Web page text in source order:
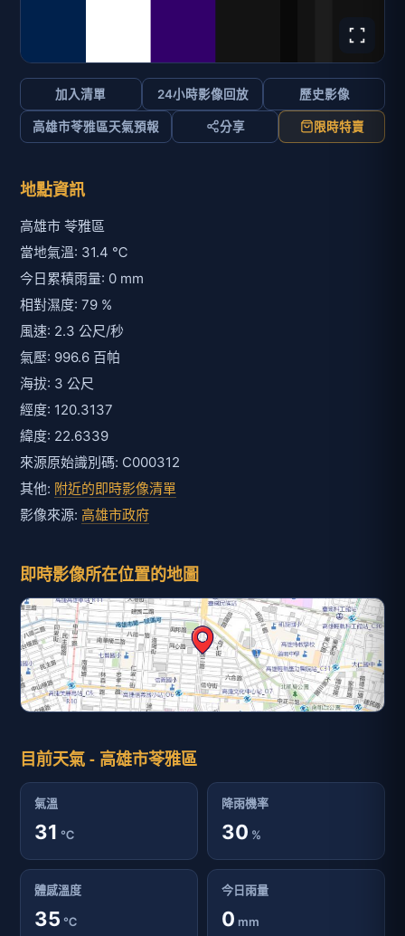
加入清單 24小時影像回放 歷史影像
高雄市苓雅區天氣預報 分享 限時特賣
地點資訊
高雄市 苓雅區
當地氣溫: 31.4 ℃
今日累積雨量: 0 mm
相對濕度: 79 %
風速: 2.3 公尺/秒
氣壓: 996.6 百帕
海拔: 3 公尺
經度: 120.3137
緯度: 22.6339
來源原始識別碼: C000312
其他: 附近的即時影像清單
影像來源: 高雄市政府
即時影像所在位置的地圖
目前天氣 - 高雄市苓雅區
氣溫
31 ℃
降雨機率
30 %
體感溫度
35 ℃
今日雨量
0 mm